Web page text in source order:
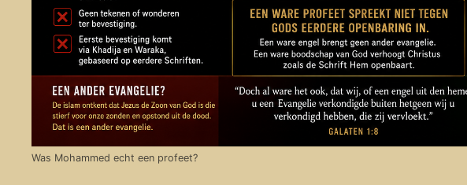
Was Mohammed echt een profeet?